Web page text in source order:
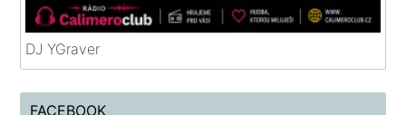
DJ YGraver
FACEBOOK